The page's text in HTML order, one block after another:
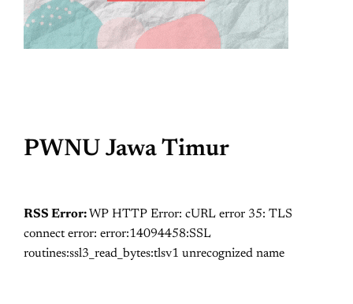
PWNU Jawa Timur
RSS Error: WP HTTP Error: cURL error 35: TLS
connect error: error:14094458:SSL
routines:ssl3_read_bytes:tlsv1 unrecognized name